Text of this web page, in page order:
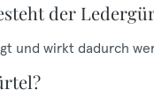
der
und wirkt dadurch